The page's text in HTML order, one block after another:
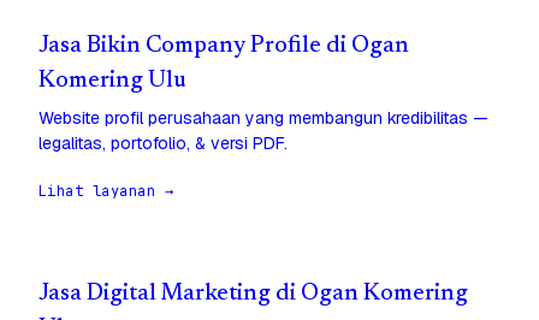
Jasa Bikin Company Profile di Ogan
Komering Ulu
Website profil perusahaan yang membangun kredibilitas —
legalitas, portofolio, & versi PDF.
Lihat layanan →
Jasa Digital Marketing di Ogan Komering